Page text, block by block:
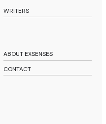
WRITERS
ABOUT EXSENSES
CONTACT